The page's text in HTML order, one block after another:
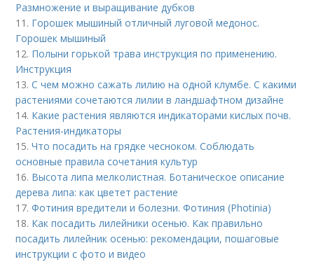
Размножение и выращивание дубков
11. Горошек мышиный отличный луговой медонос.
Горошек мышиный
12. Полыни горькой трава инструкция по применению.
Инструкция
13.С чем можно сажать лилию на одной клумбе. С какими
растениями сочетаются лилии в ландшафтном дизайне
14. Какие растения являются индикаторами кислых почв.
Растения-индикаторы
15.Что посадить на грядке чесноком. Соблюдать
основные правила сочетания культур
16. Высота липа мелколистная. Ботаническое описание
дерева липа: как цветет растение
17.Фотиния вредители и болезни. Фотиния (Photinia)
18. Как посадить лилейники осенью. Как правильно
посадить лилейник осенью: рекомендации, пошаговые
инструкции с фото и видео